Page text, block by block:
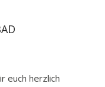
euch herzlich